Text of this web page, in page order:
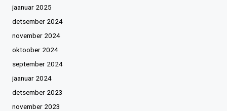
jaanuar 2025
detsember 2024
november 2024
oktoober 2024
september 2024
jaanuar 2024
detsember 2023
november 2023